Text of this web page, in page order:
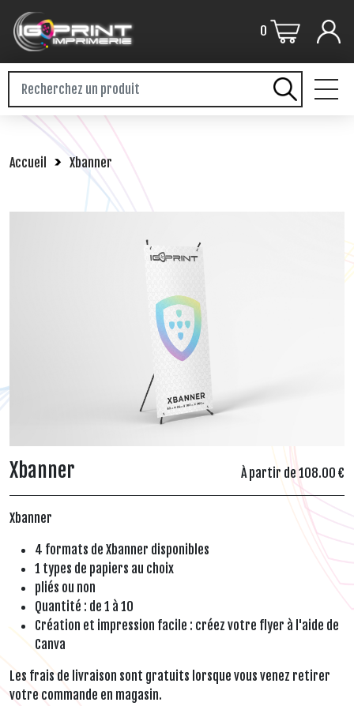
0
CARNETS / LIASSES
Accueil Xbanner
Xbanner À partir de 108.00 €
Xbanner
4 formats de Xbanner disponibles
1 types de papiers au choix
pliés ou non
Quantité : de 1 à 10
Création et impression facile : créez votre flyer à l'aide de
Canva
Les frais de livraison sont gratuits lorsque vous venez retirer
votre commande en magasin.